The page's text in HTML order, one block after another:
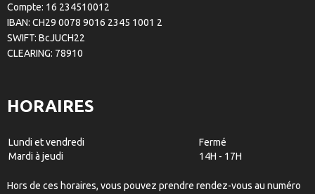
Compte: 16 234510012
IBAN: CH29 0078 9016 2345 1001 2
SWIFT: BcJUCH22
CLEARING: 78910
HORAIRES
Lundi et vendredi
Fermé
Mardi à jeudi
14H - 17H
Hors de ces horaires, vous pouvez prendre rendez-vous au numéro